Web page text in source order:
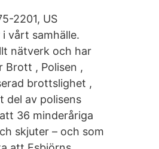
2201, US
vårt samhälle.
nätverk och har
Brott , Polisen ,
brottslighet ,
del av polisens
36 minderåriga
skjuter – och som